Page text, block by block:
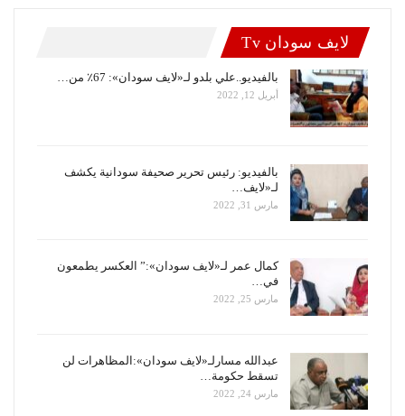
لايف سودان Tv
بالفيديو..علي بلدو لـ«لايف سودان»: 67٪ من…
أبريل 12, 2022
بالفيديو: رئيس تحرير صحيفة سودانية يكشف
لـ«لايف…
مارس 31, 2022
كمال عمر لـ«لايف سودان»:” العكسر يطمعون
في…
مارس 25, 2022
عبدالله مسارلـ«لايف سودان»:المظاهرات لن
تسقط حكومة…
مارس 24, 2022